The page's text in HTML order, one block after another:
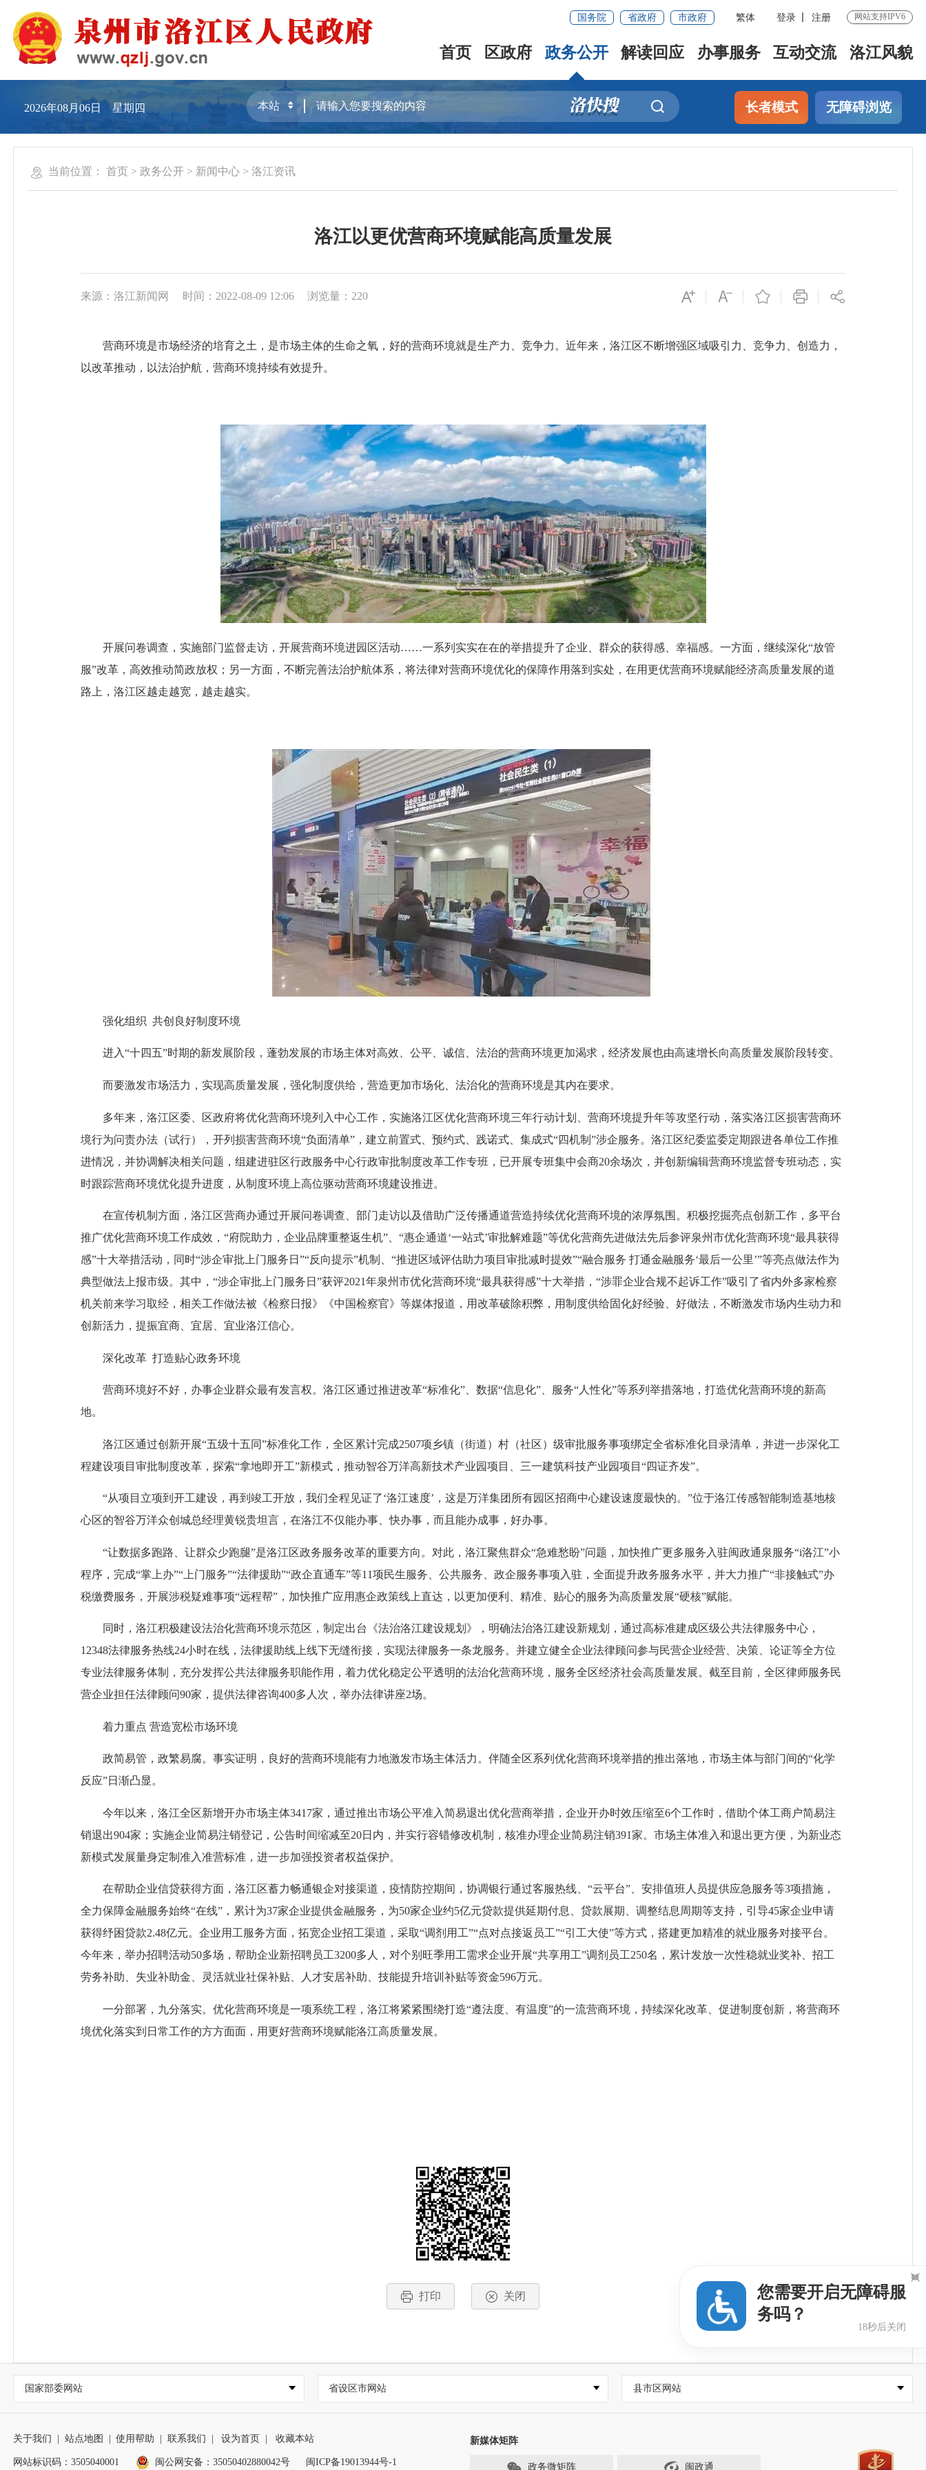
国务院 省政府 市政府 繁体 登录 注册 网站支持IPV6
首页 区政府 政务公开 解读回应 办事服务 互动交流 洛江风貌
2026年08月06日 星期四 长者模式 无障碍浏览
当前位置： 首页 >政务公开 > 新闻中心 >洛江资讯
洛江以更优营商环境赋能高质量发展
来源：洛江新闻网 时间：2022-08-09 12:06 浏览量： 220
营商环境是市场经济的培育之土，是市场主体的生命之氧，好的营商环境就是生产力、竞争力。近年来，洛江区不断增强区域吸引力、竞争力、创造力，
以改革推动，以法治护航，营商环境持续有效提升。
开展问卷调查，实施部门监督走访，开展营商环境进园区活动……一系列实实在在的举措提升了企业、群众的获得感、幸福感。一方面，继续深化“放管
服”改革，高效推动简政放权；另一方面，不断完善法治护航体系，将法律对营商环境优化的保障作用落到实处，在用更优营商环境赋能经济高质量发展的道
路上，洛江区越走越宽，越走越实。
强化组织 共创良好制度环境
进入“十四五”时期的新发展阶段，蓬勃发展的市场主体对高效、公平、诚信、法治的营商环境更加渴求，经济发展也由高速增长向高质量发展阶段转变。
而要激发市场活力，实现高质量发展，强化制度供给，营造更加市场化、法治化的营商环境是其内在要求。
多年来，洛江区委、区政府将优化营商环境列入中心工作，实施洛江区优化营商环境三年行动计划、营商环境提升年等攻坚行动，落实洛江区损害营商环
境行为问责办法（试行），开列损害营商环境“负面清单”，建立前置式、预约式、践诺式、集成式“四机制”涉企服务。洛江区纪委监委定期跟进各单位工作推
进情况，并协调解决相关问题，组建进驻区行政服务中心行政审批制度改革工作专班，已开展专班集中会商20余场次，并创新编辑营商环境监督专班动态，实
时跟踪营商环境优化提升进度，从制度环境上高位驱动营商环境建设推进。
在宣传机制方面，洛江区营商办通过开展问卷调查、部门走访以及借助广泛传播通道营造持续优化营商环境的浓厚氛围。积极挖掘亮点创新工作，多平台
推广优化营商环境工作成效，“府院助力，企业品牌重整返生机”、“惠企通道‘一站式’审批解难题”等优化营商先进做法先后参评泉州市优化营商环境“最具获得
感”十大举措活动，同时“涉企审批上门服务日”“反向提示”机制、“推进区域评估助力项目审批减时提效”“融合服务 打通金融服务‘最后一公里’”等亮点做法作为
典型做法上报市级。其中，“涉企审批上门服务日”获评2021年泉州市优化营商环境“最具获得感”十大举措，“涉罪企业合规不起诉工作”吸引了省内外多家检察
机关前来学习取经，相关工作做法被《检察日报》《中国检察官》等媒体报道，用改革破除积弊，用制度供给固化好经验、好做法，不断激发市场内生动力和
创新活力，提振宜商、宜居、宜业洛江信心。
深化改革 打造贴心政务环境
营商环境好不好，办事企业群众最有发言权。洛江区通过推进改革“标准化”、数据“信息化”、服务“人性化”等系列举措落地，打造优化营商环境的新高
地。
洛江区通过创新开展“五级十五同”标准化工作，全区累计完成2507项乡镇（街道）村（社区）级审批服务事项绑定全省标准化目录清单，并进一步深化工
程建设项目审批制度改革，探索“拿地即开工”新模式，推动智谷万洋高新技术产业园项目、三一建筑科技产业园项目“四证齐发”。
“从项目立项到开工建设，再到竣工开放，我们全程见证了‘洛江速度’，这是万洋集团所有园区招商中心建设速度最快的。”位于洛江传感智能制造基地核
心区的智谷万洋众创城总经理黄锐贵坦言，在洛江不仅能办事、快办事，而且能办成事，好办事。
“让数据多跑路、让群众少跑腿”是洛江区政务服务改革的重要方向。对此，洛江聚焦群众“急难愁盼”问题，加快推广更多服务入驻闽政通泉服务“i洛江”小
程序，完成“掌上办”“上门服务”“法律援助”“政企直通车”等11项民生服务、公共服务、政企服务事项入驻，全面提升政务服务水平，并大力推广“非接触式”办
税缴费服务，开展涉税疑难事项“远程帮”，加快推广应用惠企政策线上直达，以更加便利、精准、贴心的服务为高质量发展“硬核”赋能。
同时，洛江积极建设法治化营商环境示范区，制定出台《法治洛江建设规划》，明确法治洛江建设新规划，通过高标准建成区级公共法律服务中心，
12348法律服务热线24小时在线，法律援助线上线下无缝衔接，实现法律服务一条龙服务。并建立健全企业法律顾问参与民营企业经营、决策、论证等全方位
专业法律服务体制，充分发挥公共法律服务职能作用，着力优化稳定公平透明的法治化营商环境，服务全区经济社会高质量发展。截至目前，全区律师服务民
营企业担任法律顾问90家，提供法律咨询400多人次，举办法律讲座2场。
着力重点 营造宽松市场环境
政简易管，政繁易腐。事实证明，良好的营商环境能有力地激发市场主体活力。伴随全区系列优化营商环境举措的推出落地，市场主体与部门间的“化学
反应”日渐凸显。
今年以来，洛江全区新增开办市场主体3417家，通过推出市场公平准入简易退出优化营商举措，企业开办时效压缩至6个工作时，借助个体工商户简易注
销退出904家；实施企业简易注销登记，公告时间缩减至20日内，并实行容错修改机制，核准办理企业简易注销391家。市场主体准入和退出更方便，为新业态
新模式发展量身定制准入准营标准，进一步加强投资者权益保护。
在帮助企业信贷获得方面，洛江区蓄力畅通银企对接渠道，疫情防控期间，协调银行通过客服热线、“云平台”、安排值班人员提供应急服务等3项措施，
全力保障金融服务始终“在线”，累计为37家企业提供金融服务，为50家企业约5亿元贷款提供延期付息、贷款展期、调整结息周期等支持，引导45家企业申请
获得纾困贷款2.48亿元。企业用工服务方面，拓宽企业招工渠道，采取“调剂用工”“点对点接返员工”“引工大使”等方式，搭建更加精准的就业服务对接平台。
今年来，举办招聘活动50多场，帮助企业新招聘员工3200多人，对个别旺季用工需求企业开展“共享用工”调剂员工250名，累计发放一次性稳就业奖补、招工
劳务补助、失业补助金、灵活就业社保补贴、人才安居补助、技能提升培训补贴等资金596万元。
一分部署，九分落实。优化营商环境是一项系统工程，洛江将紧紧围绕打造“遵法度、有温度”的一流营商环境，持续深化改革、促进制度创新，将营商环
境优化落实到日常工作的方方面面，用更好营商环境赋能洛江高质量发展。
打印 关闭
国家部委网站 省设区市网站 县市区网站
关于我们 | 站点地图 | 使用帮助 | 联系我们 | 设为首页 | 收藏本站
网站标识码：3505040001 闽公网安备：35050402880042号 闽ICP备19013944号-1
新媒体矩阵
政务微矩阵 闽政通
您需要开启无障碍服
务吗？
17秒后关闭
